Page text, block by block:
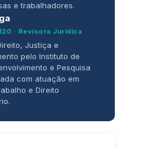
e trabalhadores.
· Revisora Jurídica
Justiça e
pelo Instituto de
e Pesquisa
com atuação em
e Direito